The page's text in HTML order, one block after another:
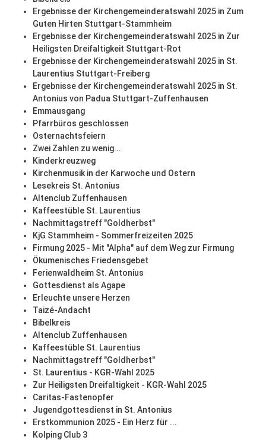
Ergebnisse der Kirchengemeinderatswahl 2025 in Zum
Guten Hirten Stuttgart-Stammheim
Ergebnisse der Kirchengemeinderatswahl 2025 in Zur
Heiligsten Dreifaltigkeit Stuttgart-Rot
Ergebnisse der Kirchengemeinderatswahl 2025 in St.
Laurentius Stuttgart-Freiberg
Ergebnisse der Kirchengemeinderatswahl 2025 in St.
Antonius von Padua Stuttgart-Zuffenhausen
Emmausgang
Pfarrbüros geschlossen
Osternachtsfeiern
Zwei Zahlen zu wenig...
Kinderkreuzweg
Kirchenmusik in der Karwoche und Ostern
Lesekreis St. Antonius
Altenclub Zuffenhausen
Kaffeestüble St. Laurentius
Nachmittagstreff "Goldherbst"
KjG Stammheim - Sommerfreizeiten 2025
Firmung 2025 - Mit "Alpha" auf dem Weg zur Firmung
Ökumenisches Friedensgebet
Ferienwaldheim St. Antonius
Gottesdienst als Agape
Erleuchte unsere Herzen
Taizé-Andacht
Bibelkreis
Altenclub Zuffenhausen
Kaffeestüble St. Laurentius
Nachmittagstreff "Goldherbst"
St. Laurentius - KGR-Wahl 2025
Zur Heiligsten Dreifaltigkeit - KGR-Wahl 2025
Caritas-Fastenopfer
Jugendgottesdienst in St. Antonius
Erstkommunion 2025 - Ein Herz für ...
Kolping Club 3